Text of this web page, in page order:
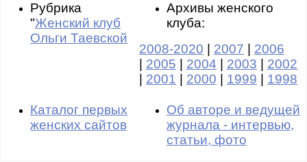
Рубрика
"Женский клуб
Ольги Таевской
Архивы женского
клуба:
2008-2020
2007
2006
2005 2004 2003
2002
2001 2000 1999 1998
Каталог первых
женских сайтов
Об авторе и ведущей
журнала - интервью,
статьи, фото